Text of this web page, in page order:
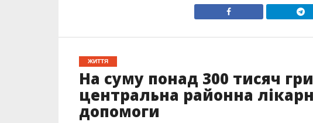
ЖИТТЯ
На суму понад 300 тисяч
центральна районна
допомоги